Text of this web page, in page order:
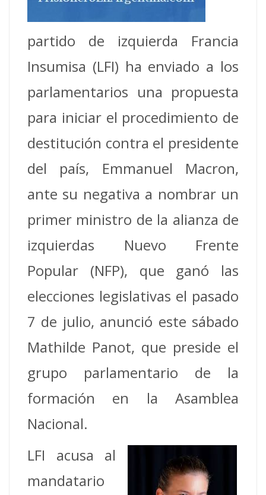
partido de izquierda Francia
Insumisa (LFI) ha enviado a los
parlamentarios una propuesta
para iniciar el procedimiento de
destitución contra el presidente
del país, Emmanuel Macron,
ante su negativa a nombrar un
primer ministro de la alianza de
izquierdas Nuevo Frente
Popular (NFP), que ganó las
elecciones legislativas el pasado
7 de julio, anunció este sábado
Mathilde Panot, que preside el
grupo parlamentario de la
formación en la Asamblea
Nacional.
LFI acusa al
mandatario